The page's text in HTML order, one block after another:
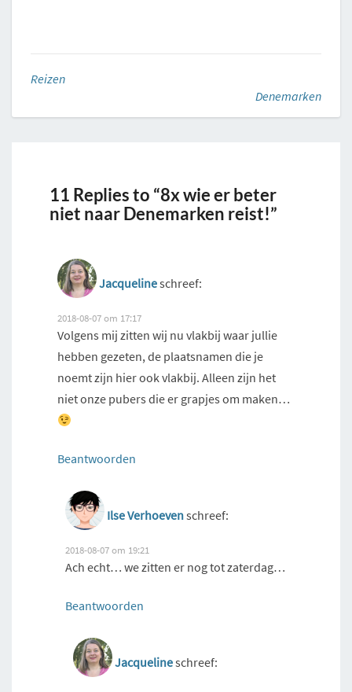
Reizen
Denemarken
11 Replies to “8x wie er beter
niet naar Denemarken reist!”
Jacquelineschreef:
2018-08-07 om 17:17
Volgens mij zitten wij nu vlakbij waar jullie
hebben gezeten, de plaatsnamen die je
noemt zijn hier ook vlakbij. Alleen zijn het
niet onze pubers die er grapjes om maken…
Beantwoorden
Ilse Verhoevenschreef:
2018-08-07 om 19:21
Ach echt… we zitten er nog tot zaterdag…
Beantwoorden
Jacquelineschreef: